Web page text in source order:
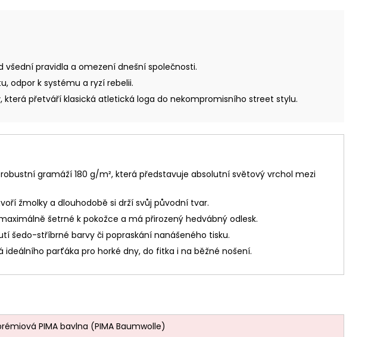
pravidla a omezení dnešní společnosti.
odpor k systému a ryzí rebelii.
přetváří klasická atletická loga do nekompromisního street stylu.
gramáží 180 g/m², která představuje absolutní světový vrchol mezi
žmolky a dlouhodobě si drží svůj původní tvar.
šetrné k pokožce a má přirozený hedvábný odlesk.
šedo-stříbrné barvy či popraskání nanášeného tisku.
parťáka pro horké dny, do fitka i na běžné nošení.
PIMA bavlna (PIMA Baumwolle)